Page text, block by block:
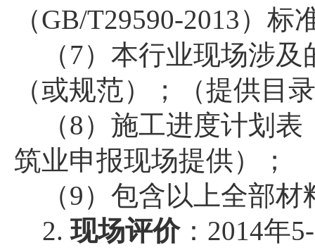
（GB/T29590-2013）标
（7）本行业现场涉
（或规范）；（提供目
（8）施工进度计划
筑业申报现场提供）；
（9）包含以上全部材
2.现场评价： 2014年